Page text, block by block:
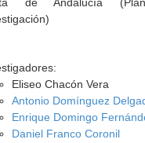
Eliseo Chacón Vera
Antonio Domínguez
Enrique Domingo
Daniel Franco Coronil